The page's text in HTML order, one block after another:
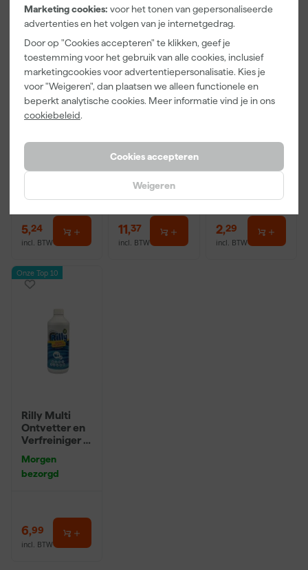
Marketing cookies: voor het tonen van gepersonaliseerde
advertenties en het volgen van je internetgedrag.
Door op "Cookies accepteren" te klikken, geef je
toestemming voor het gebruik van alle cookies, inclusief
marketingcookies voor advertentiepersonalisatie. Kies je
voor "Weigeren", dan plaatsen we alleen functionele en
beperkt analytische cookies. Meer informatie vind je in ons
cookiebeleid.
Cookies accepteren
Weigeren
Kip Tape 332-
bezorgd
5,24
incl. BTW
Hybrid 2020 -
10 (2cm)
Morgen
bezorgd
11,37
incl. BTW
bezorgd
2,29
incl. BTW
Onze Top 10
Rilly Multi
Ontvetter en
Verfreiniger –
Morgen
bezorgd
6,99
incl. BTW